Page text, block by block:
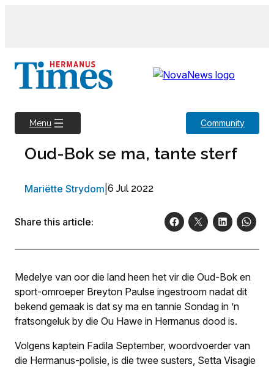
Menu Community
Oud-Bok se ma, tante sterf
Mariëtte Strydom 6 Jul 2022
Share this article:
Medelye van oor die land heen het vir die Oud-Bok en
sport-omroeper Breyton Paulse ingestroom nadat dit
bekend gemaak is dat sy ma en tannie Sondag in ’n
fratsongeluk by die Ou Hawe in Hermanus dood is.
Volgens kaptein Fadila September, woordvoerder van
die Hermanus-polisie, is die twee susters, Setta Visagie